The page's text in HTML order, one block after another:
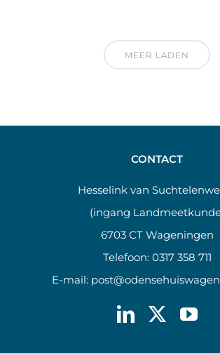
MEER LADEN
CONTACT
Hesselink van
(ingang
6703 CT Wageningen
Telefoon: 0317 358 711
E-mail: